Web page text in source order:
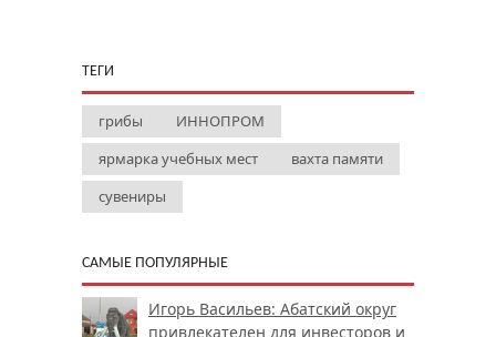
ТЕГИ
грибы
ИННОПРОМ
ярмарка учебных мест
вахта памяти
сувениры
САМЫЕ ПОПУЛЯРНЫЕ
Игорь Васильев: Абатский округ
привлекателен для инвесторов и